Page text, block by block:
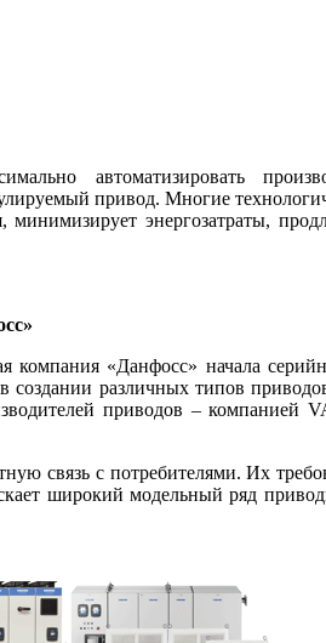
автоматизировать
привод. Многие
минимизирует энергозатраты,
«Данфосс» начала
различных типов
приводов – компанией
связь с потребителями. Их
широкий модельный ряд